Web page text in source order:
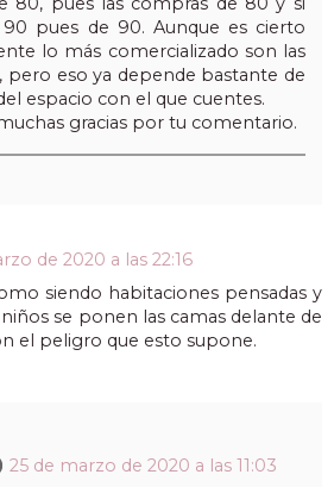
pues de 90. Aunque es cierto
lo más comercializado son las
pero eso ya depende bastante de
espacio con el que cuentes.
gracias por tu comentario.
de 2020 a las 22:16
siendo habitaciones pensadas y
niños se ponen las camas delante de
el peligro que esto supone.
25 de marzo de 2020 a las 11:03